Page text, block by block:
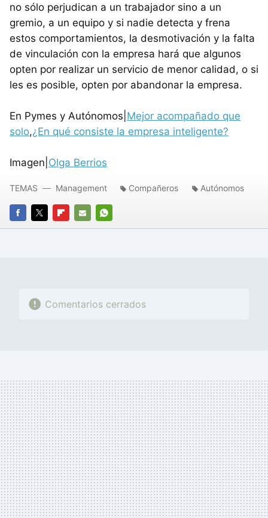
no sólo perjudican a un trabajador sino a un
gremio, a un equipo y si nadie detecta y frena
estos comportamientos, la desmotivación y la falta
de vinculación con la empresa hará que algunos
opten por realizar un servicio de menor calidad, o si
les es posible, opten por abandonar la empresa.
En Pymes y Autónomos| Mejor acompañado que
solo,¿En qué consiste la empresa inteligente?
Imagen| Olga Berrios
FACEBOOK
TWITTERFLIPBOARD
E-
WHATSAPP
TEMAS Management Compañeros Autónomos
Comentarios cerrados